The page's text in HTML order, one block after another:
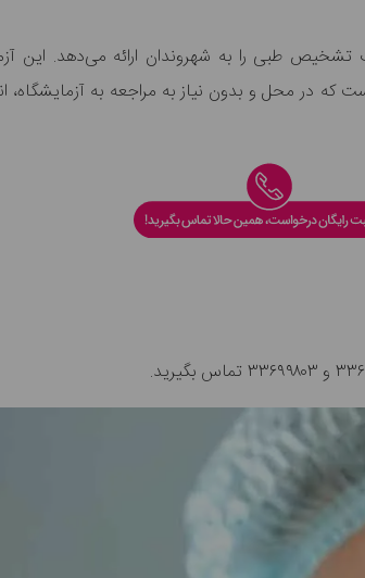
طبی را به شهروندان ارائه می‌دهد. این
که در محل و بدون نیاز به مراجعه به